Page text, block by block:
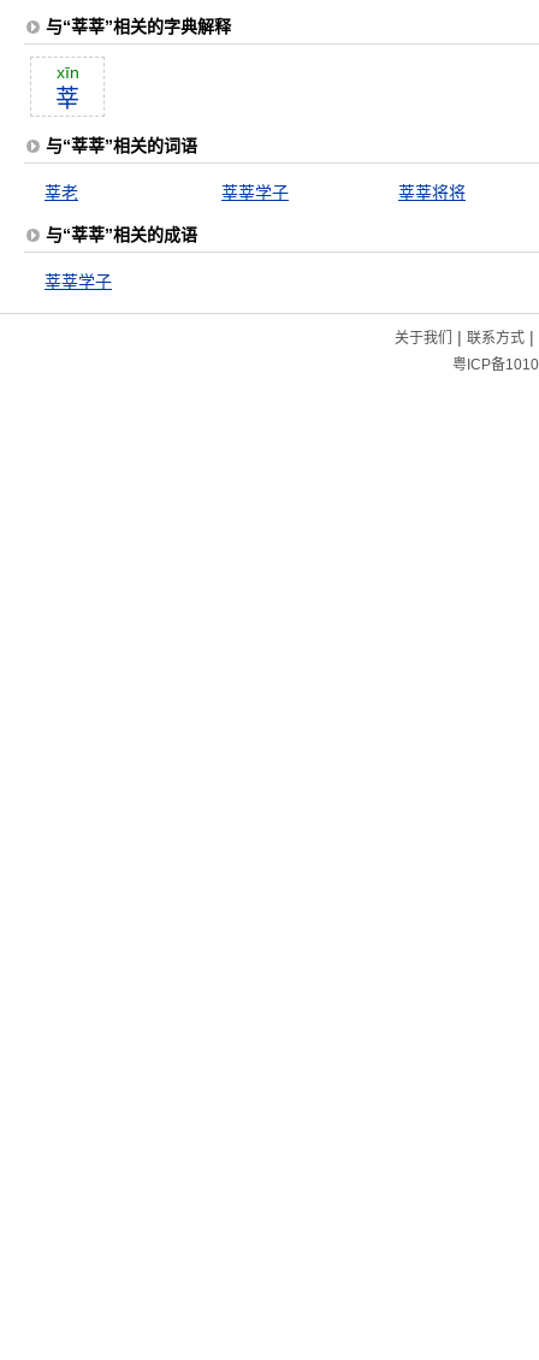
与“莘莘”相关的字典解释
xīn
莘
与“莘莘”相关的词语
莘老 莘莘学子 莘莘将将
与“莘莘”相关的成语
莘莘学子
关于我们 | 联系方式|
粤ICP备